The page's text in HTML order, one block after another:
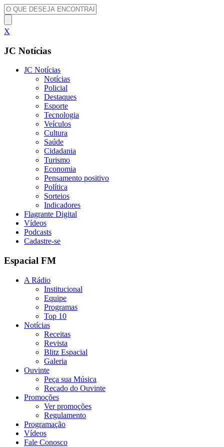
X
JC Notícias
JC Notícias
Notícias
Policial
Destaques
Esporte
Tecnologia
Veículos
Cultura
Saúde
Cidadania
Turismo
Economia
Pensamento positivo
Política
Sorteios
Indicadores
Flagrante Digital
Vídeos
Podcasts
Cadastre-se
Espacial FM
A Rádio
Institucional
Equipe
Programas
Top 10
Notícias
Receitas
Revista
Blitz Espacial
Galeria
Ouvinte
Peça sua Música
Recado do Ouvinte
Promoções
Ver promoções
Regulamento
Programação
Vídeos
Fale Conosco